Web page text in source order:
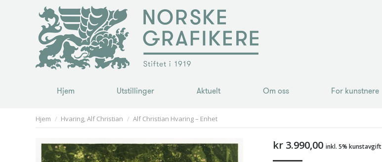
Hjem Utstillinger Aktuelt Om oss For kunstnere
You are here:
Hjem Hvaring, Alf Christian Alf Christian Hvaring – Enhet
kr3.990,00 inkl. 5% kunstavgift
Hjem Utstillinger Aktuelt